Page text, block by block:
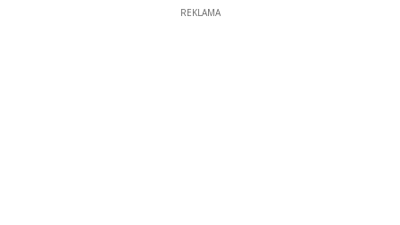
REKLAMA